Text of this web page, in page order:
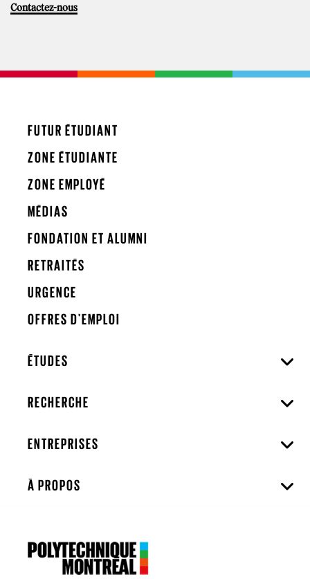
Contactez-nous
FUTUR ÉTUDIANT
ZONE ÉTUDIANTE
ZONE EMPLOYÉ
MÉDIAS
FONDATION ET ALUMNI
RETRAITÉS
URGENCE
OFFRES D'EMPLOI
ÉTUDES
RECHERCHE
ENTREPRISES
À PROPOS